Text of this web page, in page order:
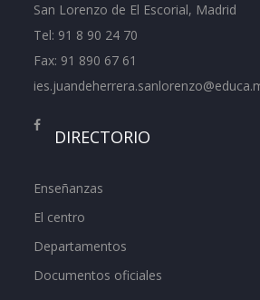
San Lorenzo de El Escorial, Madrid
Tel: 91 8 90 24 70
Fax: 91 890 67 61
DIRECTORIO
Enseñanzas
El centro
Departamentos
Documentos oficiales